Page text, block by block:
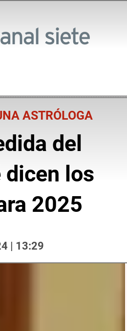
ASTRÓLOGA
del
dicen los
2025
| 13:29